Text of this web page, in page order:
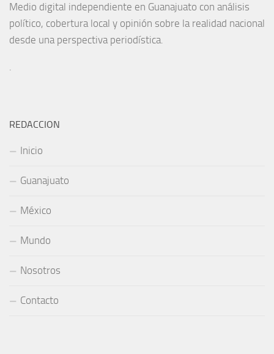
Medio digital independiente en Guanajuato con análisis
político, cobertura local y opinión sobre la realidad nacional
desde una perspectiva periodística.
.
REDACCION
Inicio
Guanajuato
México
Mundo
Nosotros
Contacto